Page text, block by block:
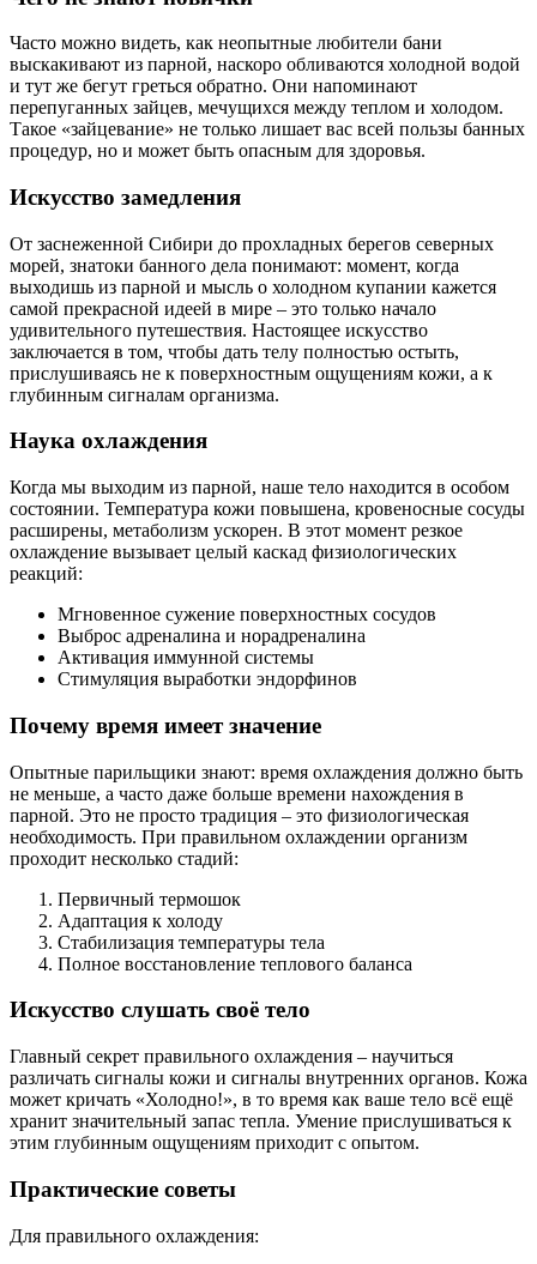
Часто можно видеть, как неопытные любители бани
выскакивают из парной, наскоро обливаются холодной водой
и тут же бегут греться обратно. Они напоминают
перепуганных зайцев, мечущихся между теплом и холодом.
Такое «зайцевание» не только лишает вас всей пользы банных
процедур, но и может быть опасным для здоровья.
Искусство замедления
От заснеженной Сибири до прохладных берегов северных
морей, знатоки банного дела понимают: момент, когда
выходишь из парной и мысль о холодном купании кажется
самой прекрасной идеей в мире – это только начало
удивительного путешествия. Настоящее искусство
заключается в том, чтобы дать телу полностью остыть,
прислушиваясь не к поверхностным ощущениям кожи, а к
глубинным сигналам организма.
Наука охлаждения
Когда мы выходим из парной, наше тело находится в особом
состоянии. Температура кожи повышена, кровеносные сосуды
расширены, метаболизм ускорен. В этот момент резкое
охлаждение вызывает целый каскад физиологических
реакций:
Мгновенное сужение поверхностных сосудов
Выброс адреналина и норадреналина
Активация иммунной системы
Стимуляция выработки эндорфинов
Почему время имеет значение
Опытные парильщики знают: время охлаждения должно быть
не меньше, а часто даже больше времени нахождения в
парной. Это не просто традиция – это физиологическая
необходимость. При правильном охлаждении организм
проходит несколько стадий:
Первичный термошок
Адаптация к холоду
Стабилизация температуры тела
Полное восстановление теплового баланса
Искусство слушать своё тело
Главный секрет правильного охлаждения – научиться
различать сигналы кожи и сигналы внутренних органов. Кожа
может кричать «Холодно!», в то время как ваше тело всё ещё
хранит значительный запас тепла. Умение прислушиваться к
этим глубинным ощущениям приходит с опытом.
Практические советы
Для правильного охлаждения: